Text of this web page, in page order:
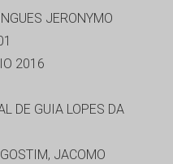
JERONYMO
2016
DE GUIA LOPES DA
JACOMO